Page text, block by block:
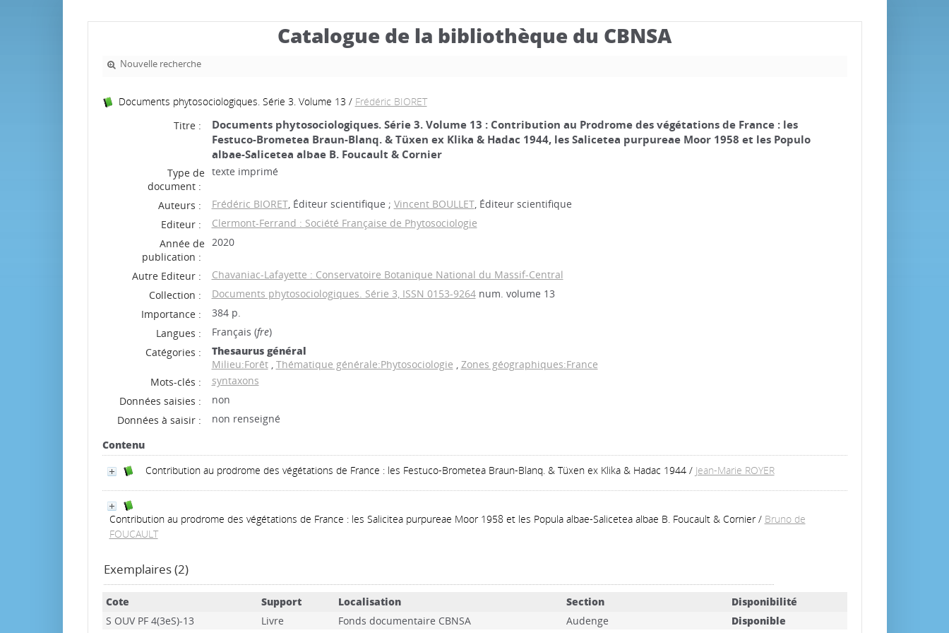
Catalogue de la bibliothèque du CBNSA
Nouvelle recherche
Documents phytosociologiques. Série 3. Volume 13 / Frédéric BIORET
Titre :
Documents phytosociologiques. Série 3. Volume 13 : Contribution au Prodrome des végétations de France : les
Festuco-Brometea Braun-Blanq. & Tüxen ex Klika & Hadac 1944, les Salicetea purpureae Moor 1958 et les Populo
albae-Salicetea albae B. Foucault & Cornier
Type de
document :
texte imprimé
Auteurs : Frédéric BIORET, Éditeur scientifique ; Vincent BOULLET, Éditeur scientifique
Editeur :
Clermont-Ferrand : Société Française de Phytosociologie
Année de
publication :
2020
Autre Editeur :
Chavaniac-Lafayette : Conservatoire Botanique National du Massif-Central
Collection :
Documents phytosociologiques. Série 3, ISSN 0153-9264num. volume 13
Importance :
384 p.
Langues :
Français (fre)
Catégories :
Thesaurus général
Milieu:Forêt, Thématique générale:Phytosociologie , Zones géographiques:France
Mots-clés :
syntaxons
Données saisies :
non
Données à saisir :
non renseigné
Contenu
Contribution au prodrome des végétations de France : les Festuco-Brometea Braun-Blanq. & Tüxen ex Klika & Hadac 1944/ Jean-Marie ROYER
Contribution au prodrome des végétations de France : les Salicitea purpureae Moor 1958 et les Popula albae-Salicetea albae B. Foucault & Cornier/ Bruno de
FOUCAULT
Exemplaires (2)
Cote Support Localisation Section
Disponibilité
S OUV PF 4(3eS)-13
Livre Fonds documentaire CBNSA Audenge
Disponible